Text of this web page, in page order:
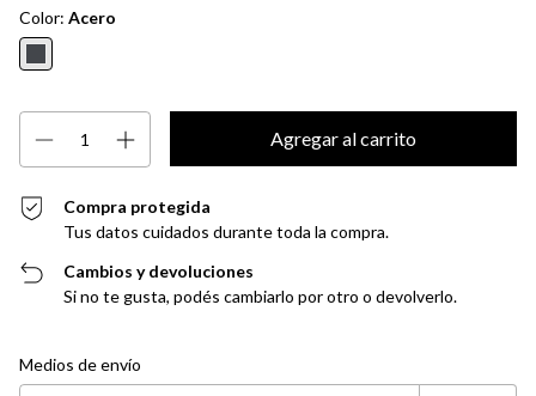
Color: Acero
Compra protegida
Tus datos cuidados durante toda la compra.
Cambios y devoluciones
Si no te gusta, podés cambiarlo por otro o devolverlo.
Entregas para el CP:
Medios de envío